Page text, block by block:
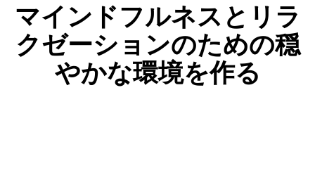
マインドフルネスとリラ
クゼーションのための穏
やかな環境を作る